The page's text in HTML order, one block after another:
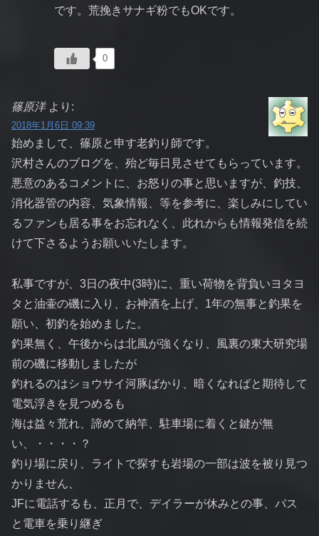
です。荒挽きサナギ粉でもOKです。
0
篠原洋 より:
2018年1月6日 09:39
始めまして、篠原と申す老釣り師です。
沢村さんのブログを、殆ど毎日見させてもらっています。
悪意のあるコメントに、お怒りの事と思いますが、釣技、
消化器管の内容、気象情報、等を参考に、楽しみにしてい
るファンも居る事をお忘れなく、此れからも情報発信を続
けて下さるようお願いいたします。
私事ですが、3日の夜中(3時)に、重い荷物を背負いヨタヨ
タと油壷の磯に入り、お神酒を上げ、1年の無事と釣果を
願い、初釣を始めました。
釣果無く、午後からは北風が強くなり、風裏の東大研究場
前の磯に移動しましたが
釣れるのはショウサイ河豚ばかり、暗くなればと期待して
電気浮きを見つめるも
海は益々荒れ、諦めて納竿、駐車場に着くと鍵が無
い、・・・・？
釣り場に戻り、ライトで探すも岩場の一部は波を被り見つ
かりません、
JFに電話するも、正月で、デイラーが休みとの事、バス
と電車を乗り継ぎ